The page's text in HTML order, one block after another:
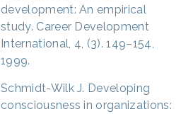
development: An empirical
study. Career Development
International, 4, (3). 149–154,
1999.
Schmidt-Wilk J. Developing
consciousness in organizations: